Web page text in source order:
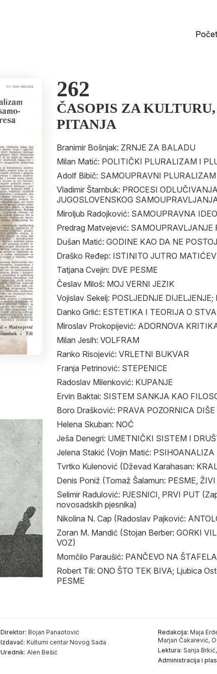
262
ČASOPIS ZA
PITANJA
Branimir Bošnjak: ZRNJE ZA BALADU
Milan Matić: POLITIČKI PLURALIZAM I
Adolf Bibič: SAMOUPRAVNI PLURALIZAM
Vladimir Štambuk: PROCESI
JUGOSLOVENSKOG
Miroljub Radojković: SAMOUPRAVNA
Predrag Matvejević:
Dušan Matić: GODINE KAO DA NE
Draško Ređep: ISTINITO JUTRO
Tatjana Cvejin: DVE PESME
Česlav Miloš: MOJ VERNI JEZIK
Vojislav Sekelj: POSLJEDNJE
Danko Grlić: ESTETIKA I TEORIJA O
Miroslav Prokopijević: ADORNOVA
Milan Jesih: VOLFRAM
Ranko Risojević: VRLETNI BUKVAR
Franja Petrinović: STEPENICE
Radoslav Milenković: KUPANJE
Ervin Baktai: SISTEM SANKJA KAO
Boro Drašković: PRAVA POZORNICA DIŠE
Helena Skuban: NOĆ
Ješa Denegri: UMETNIČKI SISTEM I
Jelena Stakić (Vojin Matić:
Tvrtko Kulenović (Dževad Karahasan:
Denis Poniž (Tomaž Šalamun: PESME,
Selimir Radulović: PJESNICI, PRVI PUT
novosadskih pjesnika)
Nikolina N. Cap (Radoslav Pajković:
Zoran M. Mandić (Stojan Berber: GORKI
VOZ)
Momčilo Paraušić: PANČEVO NA
Robert Tili: ONO ŠTO TEK BIVA; Ljubica
PESME
Direktor: Bojan Panaotović
Izdavač: Kulturni centar Novog Sada
Urednik: Alen Bešić
Redakcija: Maja
Marjan Čakarević,
Lektura: Sanja
Administracija i